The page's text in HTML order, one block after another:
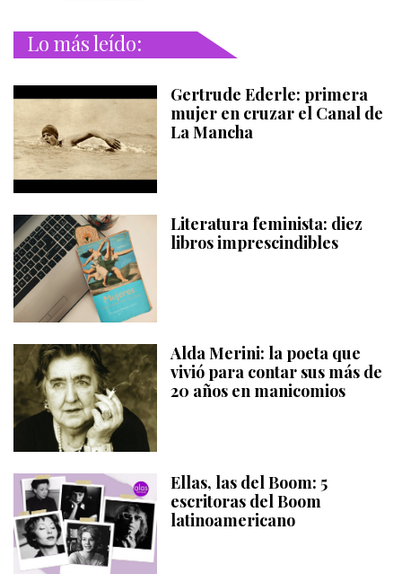
Lo más leído:
Gertrude Ederle: primera
mujer en cruzar el Canal de
La Mancha
Literatura feminista: diez
libros imprescindibles
Alda Merini: la poeta que
vivió para contar sus más de
20 años en manicomios
Ellas, las del Boom: 5
escritoras del Boom
latinoamericano